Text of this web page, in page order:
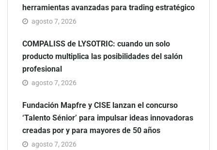
herramientas avanzadas para trading estratégico
agosto 7, 2026
COMPALISS de LYSOTRIC: cuando un solo
producto multiplica las posibilidades del salón
profesional
agosto 7, 2026
Fundación Mapfre y CISE lanzan el concurso
‘Talento Sénior’ para impulsar ideas innovadoras
creadas por y para mayores de 50 años
agosto 7, 2026